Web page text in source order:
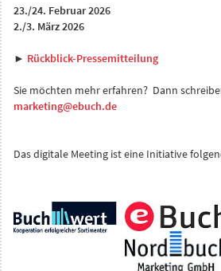
23./24. Februar 2026
2./3. März 2026
► Rückblick-Pressemitteilung
Sie möchten mehr erfahren? Dann
marketing@ebuch.de
Das digitale Meeting ist eine Initiative